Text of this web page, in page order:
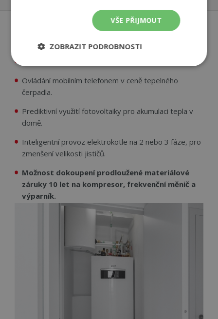
Co vás ještě potěší?
Ovládání mobilním telefonem v ceně tepelného
čerpadla.
Prediktivní využití fotovoltaiky pro akumulaci tepla v
domě.
Inteligentní provoz elektrokotle na 2 nebo 3 fáze, pro
zmenšení velikosti jističů.
Možnost dokoupení prodloužené materiálové
záruky 10 let na kompresor, frekvenční měnič a
výparník.
VŠE PŘIJMOUT
ZOBRAZIT PODROBNOSTI
Nezbytně
nutné
soubory
Výkonové
soubory
Soubory
cílení
Nezbytně nutné soubory
Soubory cílení
Nezařazené soubory
Nezbytně nutné soubory cookie umožňují
základní funkce webových stránek, jako je
přihlášení uživatele a správa účtu. Webové stránky
nelze bez nezbytně nutných souborů cookie
dny